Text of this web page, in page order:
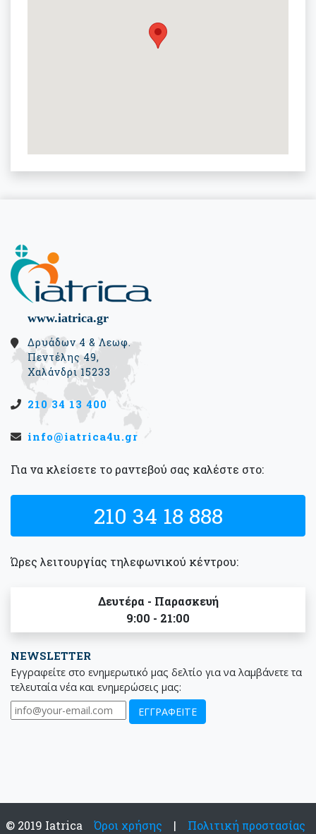
www.iatrica.gr
Δρυάδων 4 & Λεωφ.
Πεντέλης 49,
Χαλάνδρι 15233
210 34 13 400
info@iatrica4u.gr
Για να κλείσετε το ραντεβού σας καλέστε στο:
210 34 18 888
Ώρες λειτουργίας τηλεφωνικού κέντρου:
Δευτέρα - Παρασκευή
9:00 - 21:00
NEWSLETTER
Εγγραφείτε στο ενημερωτικό μας δελτίο για να λαμβάνετε τα
τελευταία νέα και ενημερώσεις μας:
© 2019 Iatrica Όροι χρήσης | Πολιτική προστασίας